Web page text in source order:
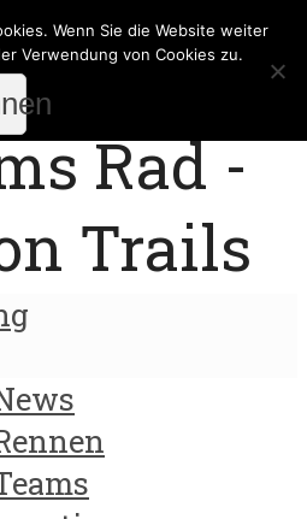
Rad -
Trails
Wenn Sie die Website weiter
Verwendung von Cookies zu.